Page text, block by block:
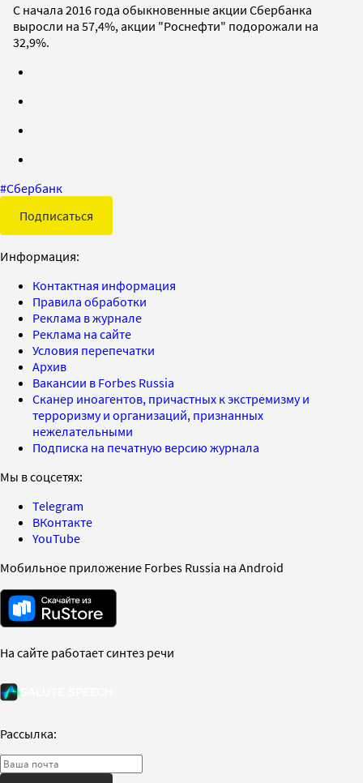
С начала 2016 года обыкновенные акции Сбербанка
выросли на 57,4%, акции "Роснефти" подорожали на
32,9%.
#Сбербанк
Подписаться
Информация:
Контактная информация
Правила обработки
Реклама в журнале
Реклама на сайте
Условия перепечатки
Архив
Вакансии в Forbes Russia
Сканер иноагентов, причастных к экстремизму и
терроризму и организаций, признанных
нежелательными
Подписка на печатную версию журнала
Мы в соцсетях:
Telegram
ВКонтакте
YouTube
Мобильное приложение Forbes Russia на Android
На сайте работает синтез речи
Рассылка: